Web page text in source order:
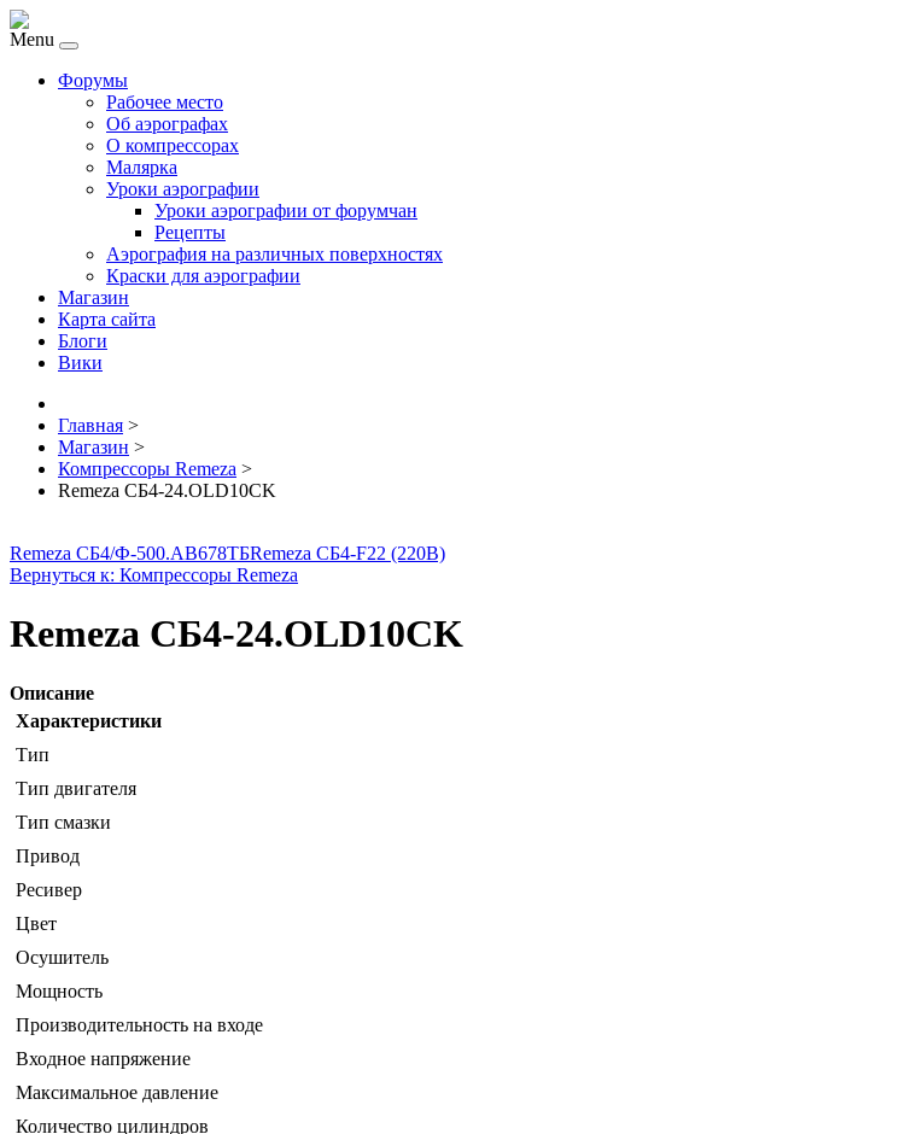
Menu
Форумы
Рабочее место
Об аэрографах
О компрессорах
Малярка
Уроки аэрографии
Уроки аэрографии от форумчан
Рецепты
Аэрография на различных поверхностях
Краски для аэрографии
Магазин
Карта сайта
Блоги
Вики
Главная >
Магазин >
Компрессоры Remeza >
Remeza СБ4-24.OLD10СK
Remeza СБ4/Ф-500.AB678ТБRemeza СБ4-F22 (220В)
Вернуться к: Компрессоры Remeza
Remeza СБ4-24.OLD10СK
Описание
Характеристики
Тип
Тип двигателя
Тип смазки
Привод
Ресивер
Цвет
Осушитель
Мощность
Производительность на входе
Входное напряжение
Максимальное давление
Количество цилиндров